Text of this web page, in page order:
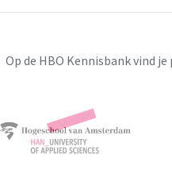
Op de HBO Kennisbank vind